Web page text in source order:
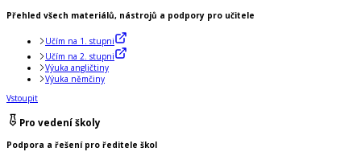
Přehled všech materiálů, nástrojů a podpory pro učitele
Učím na 1. stupni
Učím na 2. stupni
Výuka angličtiny
Výuka němčiny
Vstoupit
Pro vedení školy
Podpora a řešení pro ředitele škol